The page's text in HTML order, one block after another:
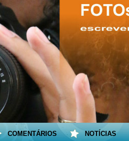
COMENTÁRIOS NOTÍCIAS